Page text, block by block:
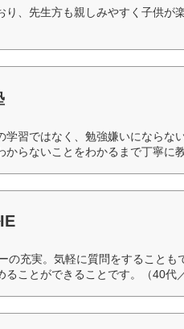
り、先生方も親しみやすく子供が
学習ではなく、勉強嫌いにならな
からないことをわかるまで丁寧に
の充実。気軽に質問をすること
ることができることです。（40代